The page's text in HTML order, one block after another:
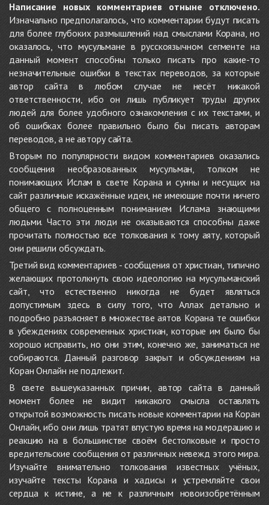
Написание новых комментариев отныне отключено.
Изначально предполагалось, что комментарии будут писать
для более глубоких размышлений над смыслами Корана, но
оказалось, что мусульмане в русскоязычном сегменте на
данный момент способны только писать про какие-то
незначительные ошибки в текстах переводов, за которые
автор сайта в любом случае не несёт никакой
ответственности, ибо он лишь публикует труды других
людей для более удобного ознакомления с их текстами, и
об ошибках более правильно было бы писать авторам
переводов, а не автору сайта.
Вторым по популярности видом комментариев оказались
сообщения необразованных мусульман, толком не
понимающих Ислам в свете Корана и сунны и несущих на
сайт различные искажённые идеи, не имеющие почти ничего
общего с полноценным пониманием Ислама знающими
людьми. Часто эти люди не оказываются способны даже
прочитать полностью все толкования к тому аяту, который
они решили обсуждать.
Третий вид комментариев - сообщения от христиан, типично
желающих протолкнуть свою идеологию на мусульманский
сайт, что естественно никогда не будет являться
допустимым здесь в силу того, что Аллах детально и
подробно разъясняет в множестве аятов Корана те ошибки
в убеждениях современных христиан, которые им было бы
хорошо исправить, но они этим, конечно же, заниматься не
собираются. Данный разговор закрыт и обсуждениям на
Коран Онлайн не подлежит.
В свете вышеуказанных причин, автор сайта в данный
момент более не видит никакого смысла оставлять
открытой возможность писать новые комментарии на Коран
Онлайн, ибо они лишь тратят впустую время на модерацию и
реакцию на в большинстве своём бестолковые и просто
вредительские сообщения от различных невежд этого мира.
Изучайте внимательно толкования известных учёных,
изучайте тексты Корана и хадисы и устремляйте свои
сердца к истине, а не к различным новоизобретённым